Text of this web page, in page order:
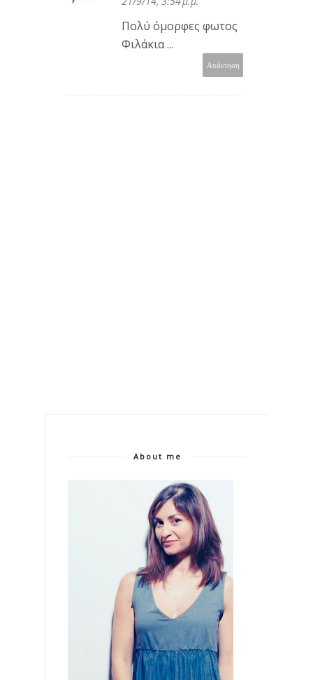
Πολύ όμορφες φωτος
Φιλάκια ...
Απάντηση
About me